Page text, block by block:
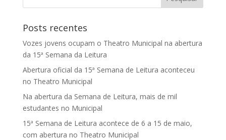
Posts recentes
Vozes jovens ocupam o Theatro Municipal na abertura
da 15ª Semana da Leitura
Abertura oficial da 15ª Semana de Leitura aconteceu
no Theatro Municipal
Na abertura da Semana de Leitura, mais de mil
estudantes no Municipal
15ª Semana de Leitura acontece de 6 a 15 de maio,
com abertura no Theatro Municipal